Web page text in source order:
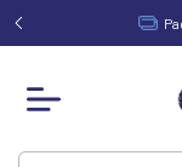
de